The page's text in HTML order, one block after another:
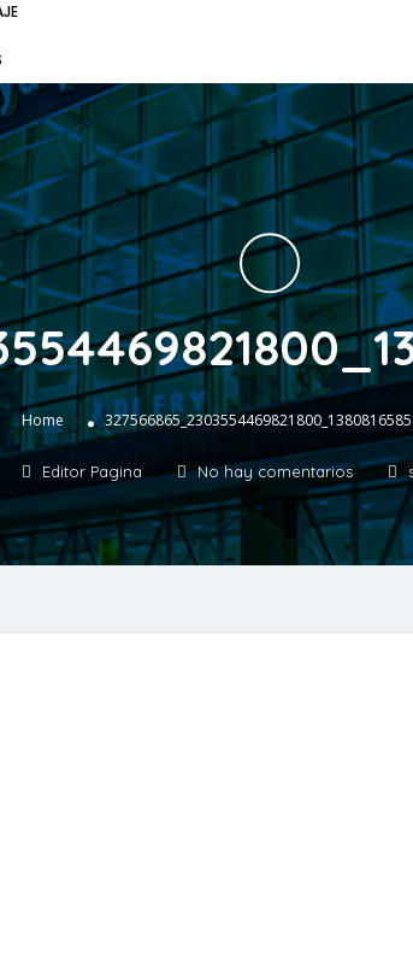
Home »
Editor Pagina No hay comentarios